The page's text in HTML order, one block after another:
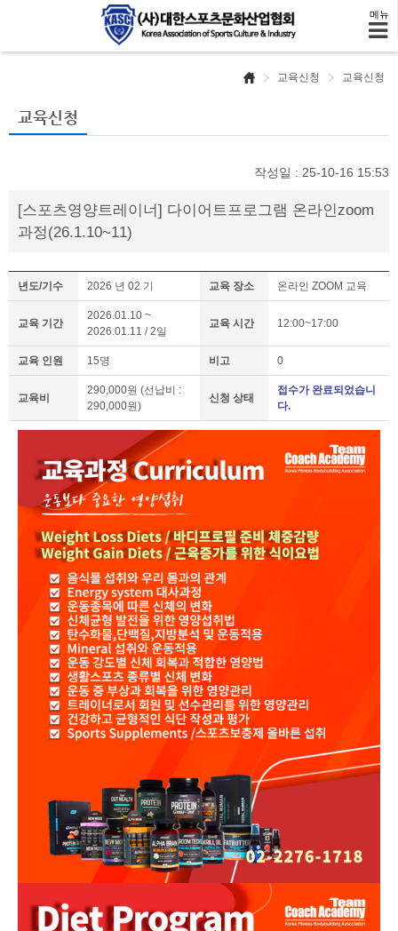
메뉴
교육신청 교육신청
교육신청
작성일 : 25-10-16 15:53
[스포츠영양트레이너] 다이어트프로그램 온라인zoom
과정(26.1.10~11)
년도/기수 2026 년 02 기 교육 장소 온라인 ZOOM 교육
교육 기간
2026.01.10 ~
2026.01.11 / 2일
교육 시간 12:00~17:00
교육 인원 15명 비고 0
교육비
290,000원 (선납비 :
290,000원)
신청 상태
접수가 완료되었습니
다.